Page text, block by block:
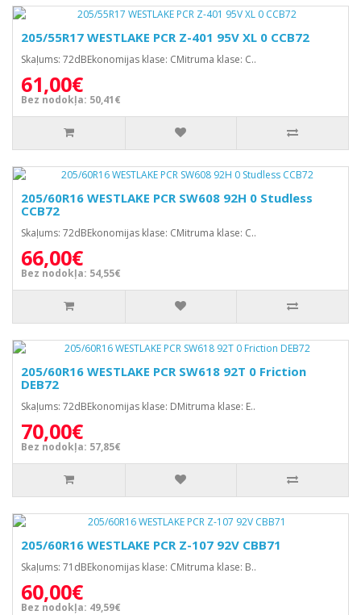
205/55R17 WESTLAKE PCR Z-401 95V XL 0 CCB72
Skaļums: 72dBEkonomijas klase: CMitruma klase: C..
61,00€
Bez nodokļa: 50,41€
205/60R16 WESTLAKE PCR SW608 92H 0 Studless
CCB72
Skaļums: 72dBEkonomijas klase: CMitruma klase: C..
66,00€
Bez nodokļa: 54,55€
205/60R16 WESTLAKE PCR SW618 92T 0 Friction
DEB72
Skaļums: 72dBEkonomijas klase: DMitruma klase: E..
70,00€
Bez nodokļa: 57,85€
205/60R16 WESTLAKE PCR Z-107 92V CBB71
Skaļums: 71dBEkonomijas klase: CMitruma klase: B..
60,00€
Bez nodokļa: 49,59€